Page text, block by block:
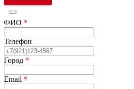
ФИО *
Телефон
Город *
Email *